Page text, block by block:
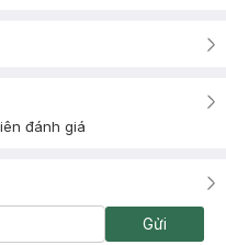
đánh giá
Gửi